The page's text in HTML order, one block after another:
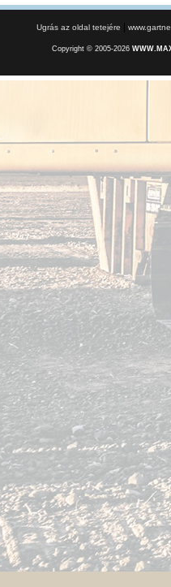
Ugrás az oldal tetejére
Copyright © 2005-2026